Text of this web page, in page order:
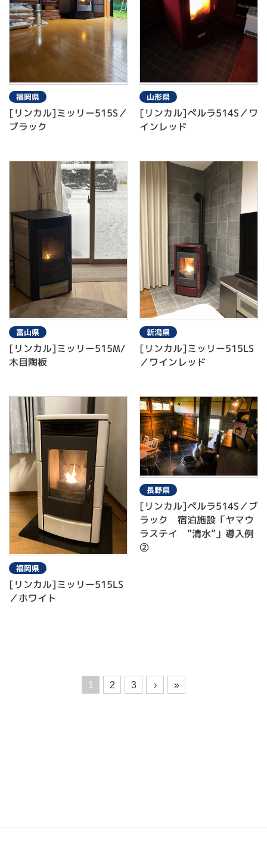
福岡県
[リンカル]ミッリー515S／
ブラック
山形県
[リンカル]ぺルラ514S／ワ
インレッド
富山県
[リンカル]ミッリー515M/
木目陶板
新潟県
[リンカル]ミッリー515LS
／ワインレッド
福岡県
[リンカル]ミッリー515LS
／ホワイト
長野県
[リンカル]ペルラ514S／ブ
ラック 宿泊施設「ヤマウ
ラステイ ”清水”」導入例
②
1 2 3 › »